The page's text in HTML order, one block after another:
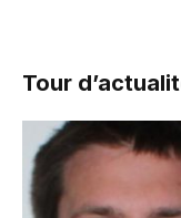
Tour